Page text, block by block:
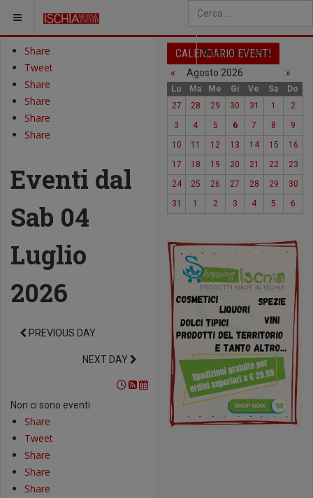
Type 2 or more characters
0 NEW ARTICLES
SEI QUI:
Share
Tweet
Share
Share
Share
Share
Eventi dal
Sab 04
Luglio
2026
PREVIOUS DAY
NEXT DAY
Non ci sono eventi
Share
Tweet
Share
Share
Share
CALENDARIO EVENTI
« Agosto 2026 »
Lu Ma Me Gi Ve Sa
Do
27
28 29 30 31 1
2
3
4 5 6 7 8
9
10
11 12 13 14 15
16
17
18 19 20 21 22
23
24
25 26 27 28 29
30
31
1 2 3 4 5 6